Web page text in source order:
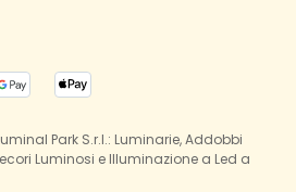
Park S.r.l.: Luminarie, Addobbi
Luminosi e Illuminazione a Led a